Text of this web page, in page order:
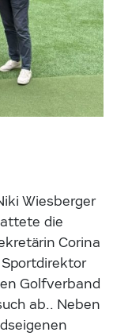
Wiesberger
die
Corina
Golfverband
ab.. Neben